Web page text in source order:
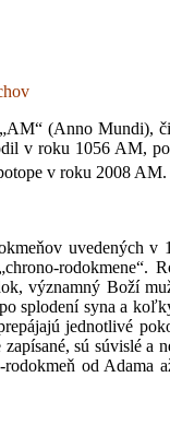
(Anno Mundi),
v roku 1056 AM,
v roku 2008 AM.
uvedených
významný Boží
splodení syna a
jednotlivé
sú súvislé
od Adama